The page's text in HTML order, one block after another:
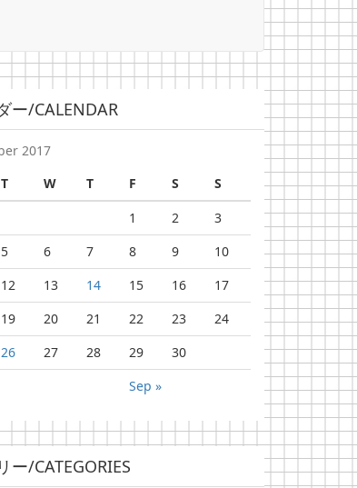
ー/CALENDAR
2017
T W T F S S
Sep »
1 2
3
5 6 7 8 9
10
12 13 14 15 16
17
19 20 21 22 23
24
26 27 28 29 30
ー/CATEGORIES